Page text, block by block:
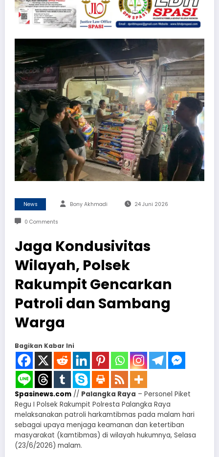
News Bony Akhmadi 24 Juni 2026
0 Comments
Jaga Kondusivitas
Wilayah, Polsek
Rakumpit Gencarkan
Patroli dan Sambang
Warga
Bagikan Kabar Ini
Spasinews.com // Palangka Raya – Personel Piket
Regu I Polsek Rakumpit Polresta Palangka Raya
melaksanakan patroli harkamtibmas pada malam hari
sebagai upaya menjaga keamanan dan ketertiban
masyarakat (kamtibmas) di wilayah hukumnya, Selasa
(23/6/2026) malam.